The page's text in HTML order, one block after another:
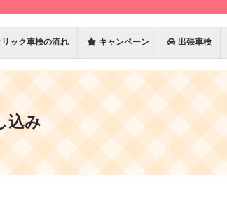
ック車検の流れ キャンペーン 出張車検
込み